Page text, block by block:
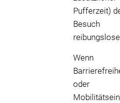
Pufferzeit)
Besuch
Wenn
oder